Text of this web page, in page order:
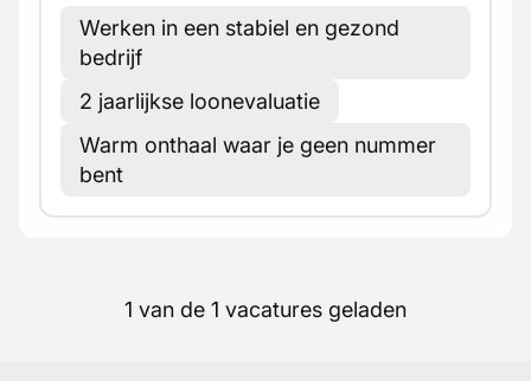
Werken in een stabiel en gezond
bedrijf
2 jaarlijkse loonevaluatie
Warm onthaal waar je geen nummer
bent
1 van de 1 vacatures geladen